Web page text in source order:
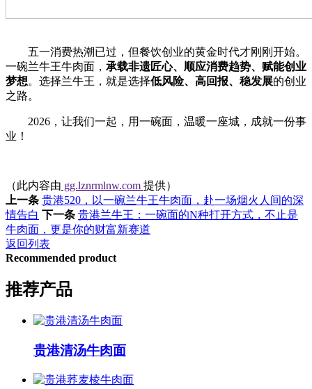
五一消费热潮已过，但餐饮创业的黄金时代才刚刚开始。
一碗兰牛王牛肉面， 承载非遗匠心、顺应消费趋势、赋能创业
梦想。选择兰牛王，就是选择低风险、高回报、稳发展的创业
之路。
2026，让我们一起，用一碗面，温暖一座城，成就一份事
业！
（此内容由 gg.lznrmlnw.com 提供）
上一条 贵港520，以一碗兰牛王牛肉面，赴一场烟火人间的深
情告白 下一条 贵港兰牛王：一碗面的N种打开方式，不止是
牛肉面，更是你的财富新赛道
返回列表
Recommended product
推荐产品
贵港清汤牛肉面